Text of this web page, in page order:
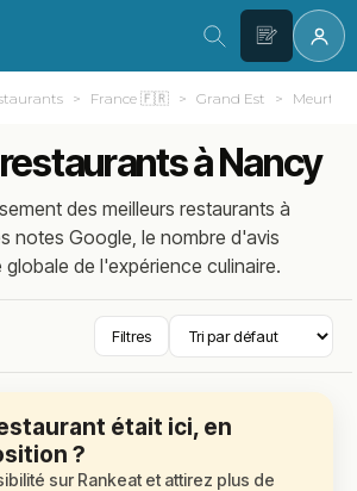
France 🇫🇷 Grand Est
à Nancy
des meilleurs restaurants à
notes Google, le nombre d'avis
globale de l'expérience culinaire.
Filtres
était ici, en
?
sur Rankeat et attirez plus de